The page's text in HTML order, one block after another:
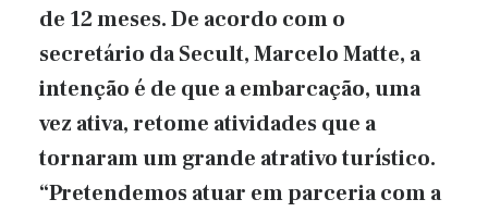
de 12 meses. De acordo com o
secretário da Secult, Marcelo Matte, a
intenção é de que a embarcação, uma
vez ativa, retome atividades que a
tornaram um grande atrativo turístico.
“Pretendemos atuar em parceria com a